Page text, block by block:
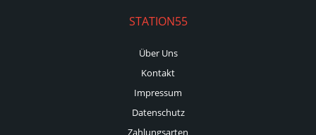
STATION55
Über Uns
Kontakt
Impressum
Datenschutz
Zahlungsarten